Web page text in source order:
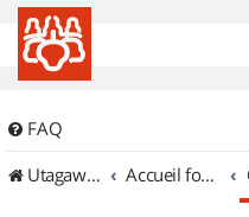
FAQ
UtagawaVTT (Randos VTT et VTTAE avec traces GPS)
Accueil forum